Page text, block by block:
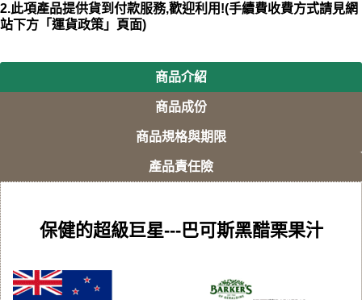
2.此項產品提供貨到付款服務,歡迎利用!(手續費收費方式請見網
站下方「運貨政策」頁面)
商品介紹
商品成份
商品規格與期限
產品責任險
保健的超級巨星---巴可斯黑醋栗果汁